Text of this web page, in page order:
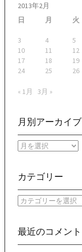
2013年2月
日
月 火
3
4 5
10
11 12
17
18 19
24
25 26
« 1月 3月 »
月別アーカイブ
月
ー
イ
ブ
カテゴリー
カ
リ
最近のコメント